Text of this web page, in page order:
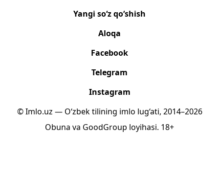
Yangi so‘z qo‘shish
Aloqa
Facebook
Telegram
Instagram
© Imlo.uz — O‘zbek tilining imlo lug‘ati, 2014–2026
Obuna va GoodGroup loyihasi. 18+